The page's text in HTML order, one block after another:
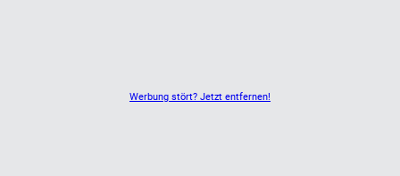
Werbung stört? Jetzt entfernen!